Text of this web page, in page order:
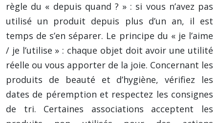
règle du « depuis quand ? » : si vous n’avez pas
utilisé un produit depuis plus d’un an, il est
temps de s’en séparer. Le principe du « je l’aime
/ je l’utilise » : chaque objet doit avoir une utilité
réelle ou vous apporter de la joie. Concernant les
produits de beauté et d’hygiène, vérifiez les
dates de péremption et respectez les consignes
de tri. Certaines associations acceptent les